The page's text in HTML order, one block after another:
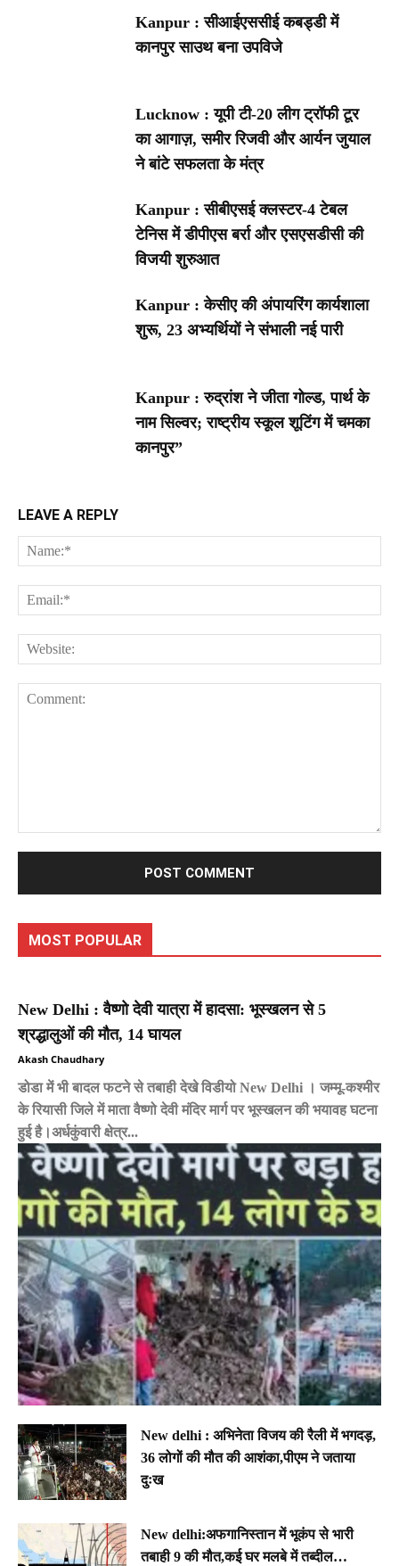
Kanpur : सीआईएससीई कबड्डी में
कानपुर साउथ बना उपविजे
Lucknow : यूपी टी-20 लीग ट्रॉफी टूर
का आगाज़, समीर रिजवी और आर्यन जुयाल
ने बांटे सफलता के मंत्र
Kanpur : सीबीएसई क्लस्टर-4 टेबल
टेनिस में डीपीएस बर्रा और एसएसडीसी की
विजयी शुरुआत
Kanpur : केसीए की अंपायरिंग कार्यशाला
शुरू, 23 अभ्यर्थियों ने संभाली नई पारी
Kanpur : रुद्रांश ने जीता गोल्ड, पार्थ के
नाम सिल्वर; राष्ट्रीय स्कूल शूटिंग में चमका
कानपुर”
LEAVE A REPLY
MOST POPULAR
New Delhi : वैष्णो देवी यात्रा में हादसा: भूस्खलन से 5
श्रद्धालुओं की मौत, 14 घायल
Akash Chaudhary
डोडा में भी बादल फटने से तबाही देखे विडीयो New Delhi । जम्मू-कश्मीर
के रियासी जिले में माता वैष्णो देवी मंदिर मार्ग पर भूस्खलन की भयावह घटना
हुई है।अर्धकुंवारी क्षेत्र...
New delhi : अभिनेता विजय की रैली में भगदड़,
36 लोगों की मौत की आशंका,पीएम ने जताया
दुःख
New delhi:अफगानिस्तान में भूकंप से भारी
तबाही 9 की मौत,कई घर मलबे में तब्दील…